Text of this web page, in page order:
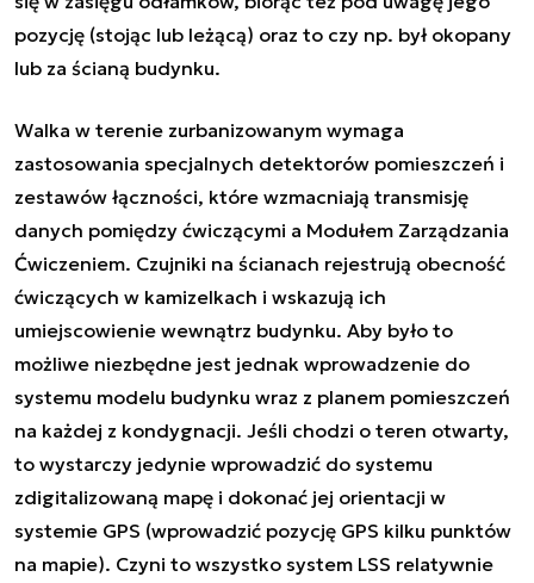
pozycję (stojąc lub leżącą) oraz to czy np. był okopany
lub za ścianą budynku.
Walka w terenie zurbanizowanym wymaga
zastosowania specjalnych detektorów pomieszczeń i
zestawów łączności, które wzmacniają transmisję
danych pomiędzy ćwiczącymi a Modułem Zarządzania
Ćwiczeniem. Czujniki na ścianach rejestrują obecność
ćwiczących w kamizelkach i wskazują ich
umiejscowienie wewnątrz budynku. Aby było to
możliwe niezbędne jest jednak wprowadzenie do
systemu modelu budynku wraz z planem pomieszczeń
na każdej z kondygnacji. Jeśli chodzi o teren otwarty,
to wystarczy jedynie wprowadzić do systemu
zdigitalizowaną mapę i dokonać jej orientacji w
systemie GPS (wprowadzić pozycję GPS kilku punktów
na mapie). Czyni to wszystko system LSS relatywnie